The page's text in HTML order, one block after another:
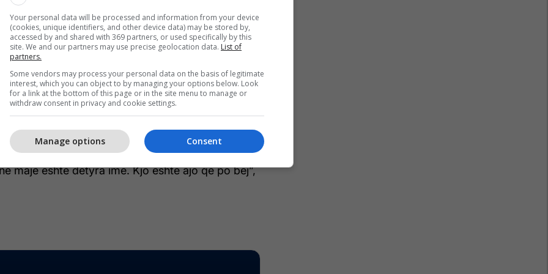
bota.
viteve kur ekspeditat u anuluan për shkak të
dëborës ose pandemisë.
botëror për numrin më të madh të ngjitjeve
që nga maji i vitit 2018, duke ripërcaktuar
e qëndrueshmërisë, rezistencës dhe
alpinizëm.
majë është detyra ime. Kjo është ajo që po bëj”,
Your personal data will be processed and information from your device
(cookies, unique identifiers, and other device data) may be stored by,
accessed by and shared with 369 partners, or used specifically by this
site. We and our partners may use precise geolocation data. List of
partners.
Some vendors may process your personal data on the basis of legitimate
interest, which you can object to by managing your options below. Look
for a link at the bottom of this page or in the site menu to manage or
withdraw consent in privacy and cookie settings.
Consent
Manage options